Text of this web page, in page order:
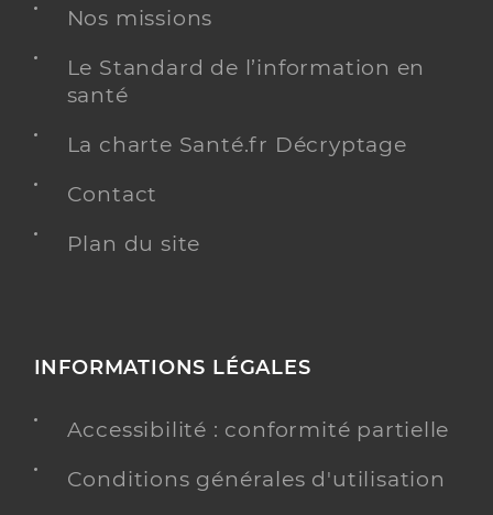
Nos missions
Le Standard de l’information en
santé
La charte Santé.fr Décryptage
Contact
Plan du site
INFORMATIONS LÉGALES
Accessibilité : conformité partielle
Conditions générales d'utilisation